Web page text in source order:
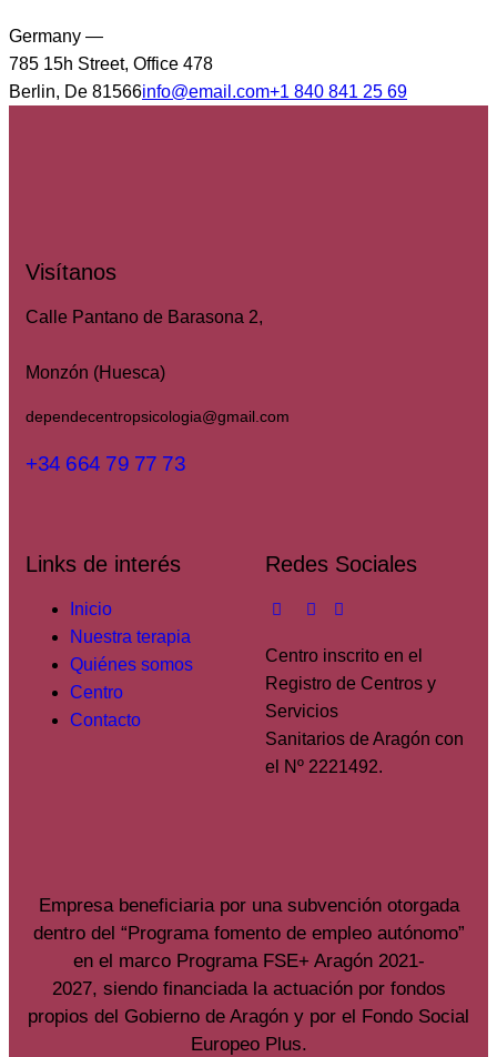
Germany —
785 15h Street, Office 478
Berlin, De 81566info@email.com+1 840 841 25 69
Visítanos
Calle Pantano de Barasona 2,
Monzón (Huesca)
dependecentropsicologia@gmail.com
+34 664 79 77 73
Links de interés
Inicio
Nuestra terapia
Quiénes somos
Centro
Contacto
Redes Sociales
Centro inscrito en el
Registro de Centros y
Servicios
Sanitarios de Aragón con
el Nº 2221492.
Empresa beneficiaria por una subvención otorgada
dentro del “Programa fomento de empleo autónomo”
en el marco Programa FSE+ Aragón 2021-
2027, siendo financiada la actuación por fondos
propios del Gobierno de Aragón y por el Fondo Social
Europeo Plus.